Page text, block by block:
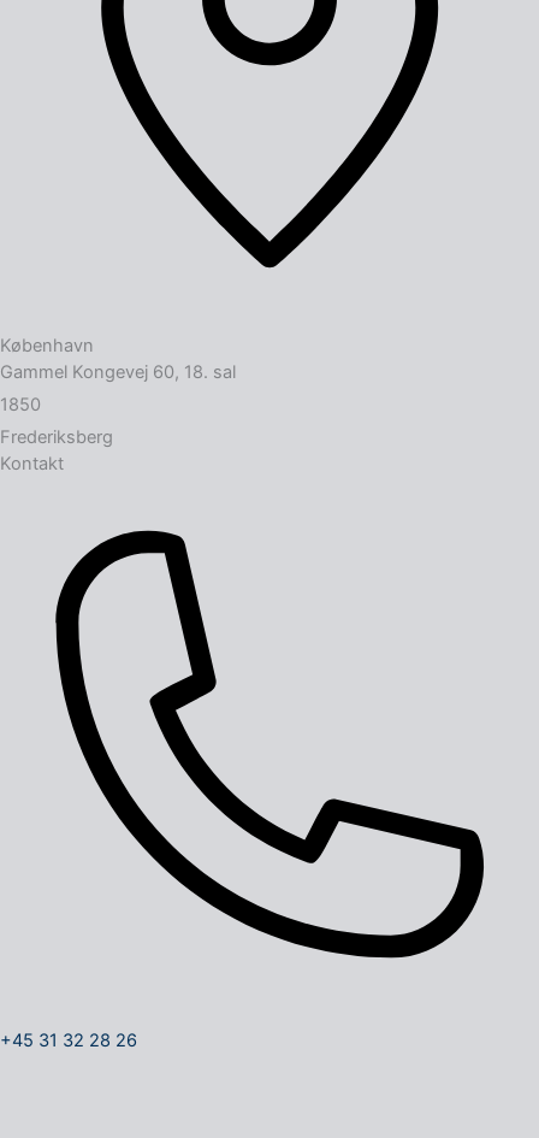
København
Gammel Kongevej 60, 18. sal
1850
Frederiksberg
Kontakt
+45 31 32 28 26